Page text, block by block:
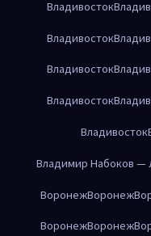
Владивосток
Владивосток
Владивосток
Владивосток
Владивосток
Владимир Набоков —
ВоронежВоронеж
ВоронежВоронеж